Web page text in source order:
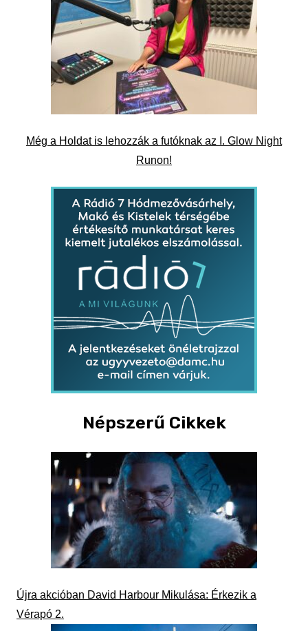
Még a Holdat is lehozzák a futóknak az I. Glow Night
Runon!
Népszerű Cikkek
Újra akcióban David Harbour Mikulása: Érkezik a
Vérapó 2.